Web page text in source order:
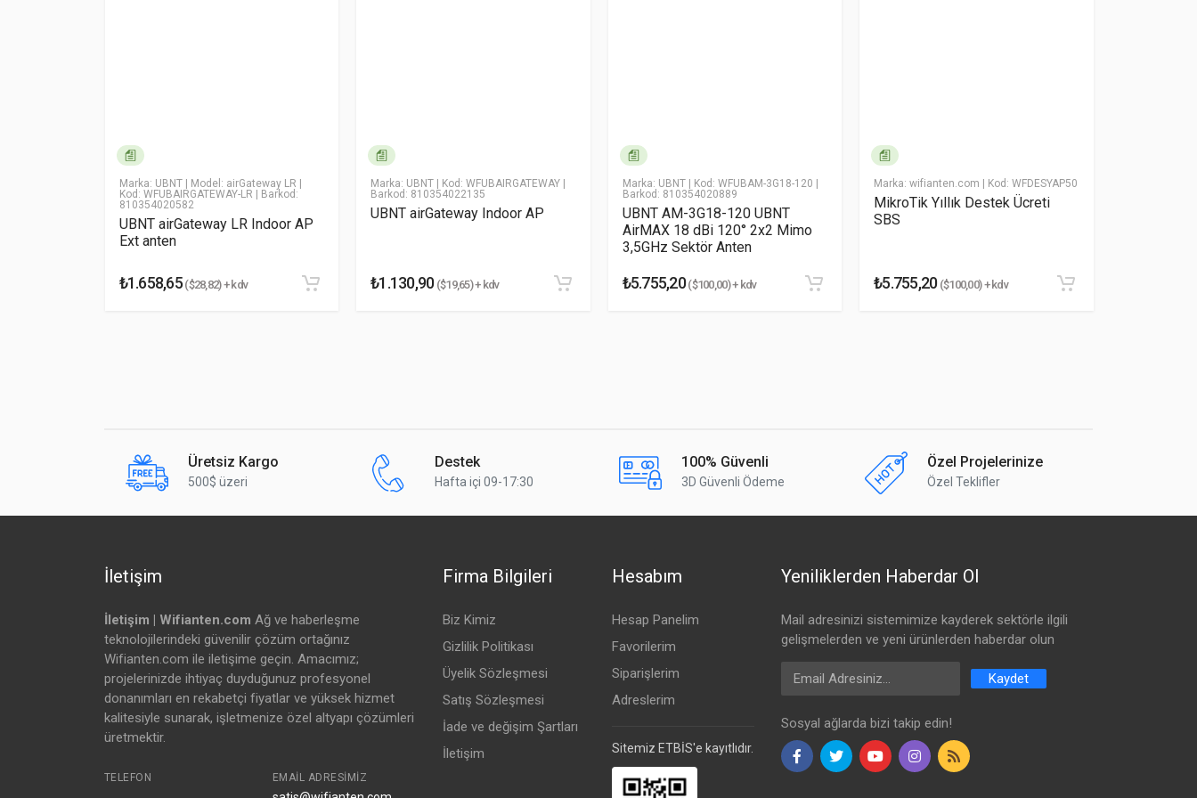
Marka: UBNT | Model: airGateway LR |
Kod: WFUBAIRGATEWAY-LR | Barkod:
810354020582
UBNT airGateway LR Indoor AP
Ext anten
₺1.658,65 ($28,82) + kdv
Marka: UBNT | Kod: WFUBAIRGATEWAY |
Barkod: 810354022135
UBNT airGateway Indoor AP
₺1.130,90($19,65) + kdv
Marka: UBNT | Kod: WFUBAM-3G18-120 |
Barkod: 810354020889
UBNT AM-3G18-120 UBNT
AirMAX 18 dBi 120° 2x2 Mimo
3,5GHz Sektör Anten
₺5.755,20($100,00) + kdv
Marka: wifianten.com | Kod: WFDESYAP50
MikroTik Yıllık Destek Ücreti
SBS
₺5.755,20($100,00) + kdv
Üretsiz Kargo
500$ üzeri
Destek
Hafta içi 09-17:30
100% Güvenli
3D Güvenli Ödeme
Özel Projelerinize
Özel Teklifler
İletişim
İletişim | Wifianten.com Ağ ve haberleşme
teknolojilerindeki güvenilir çözüm ortağınız
Wifianten.com ile iletişime geçin. Amacımız;
projelerinizde ihtiyaç duyduğunuz profesyonel
donanımları en rekabetçi fiyatlar ve yüksek hizmet
kalitesiyle sunarak, işletmenize özel altyapı çözümleri
üretmektir.
TELEFON EMAIL ADRESIMIZ
Firma Bilgileri
Biz Kimiz
Gizlilik Politikası
Üyelik Sözleşmesi
Satış Sözleşmesi
İade ve değişim Şartları
İletişim
Hesabım
Hesap Panelim
Favorilerim
Siparişlerim
Adreslerim
Sitemiz ETBİS'e kayıtlıdır.
Yeniliklerden Haberdar Ol
Mail adresinizi sistemimize kayderek sektörle ilgili
gelişmelerden ve yeni ürünlerden haberdar olun
Email Address
Kaydet
Sosyal ağlarda bizi takip edin!